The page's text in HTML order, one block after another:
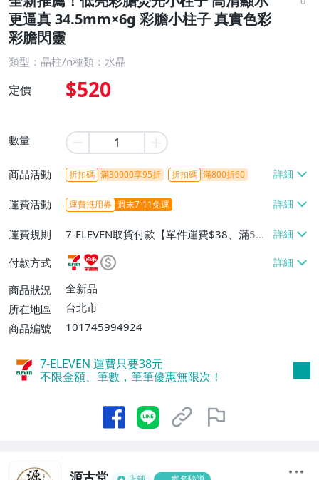
更逼真 34.5mm×6g 彩膽小柱子 真實色彩
彩膽閃靈
類型：晶柱/n種類：水晶
定價 $520
數量
商品活動 折扣碼 滿30000享95折 折扣碼 滿800折60
運費活動 運費抵用券 週末7-11免運
運費規則
7-ELEVEN取貨付款【單件運費$38、滿5件
或消費滿$1298免運費】、7-ELEVEN取貨
不付款【免運費】、萊爾富取貨付款【單件
運費$60、滿5件或消費滿$1298免運
費】、宅配/貨運【單件運費$120、滿5件
付款方式
商品狀況
全新品
所在地區
台北市
商品編號
101745994924
7-ELEVEN 運費只要38元
不限金額、筆數，筆筆優惠無限次！